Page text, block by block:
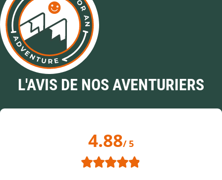
L'AVIS DE NOS AVENTURIERS
4.88/ 5